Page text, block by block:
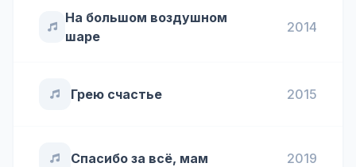
На большом воздушном
шаре
2014
Грею счастье 2015
Спасибо за всё, мам 2019